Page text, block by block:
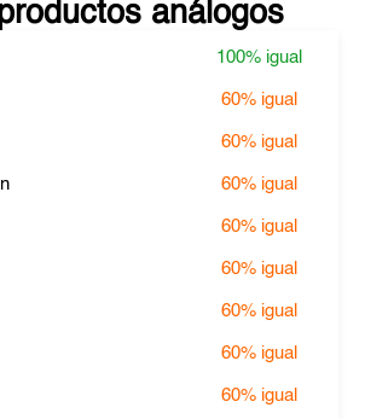
análogos
100% igual
60% igual
60% igual
60% igual
60% igual
60% igual
60% igual
60% igual
60% igual